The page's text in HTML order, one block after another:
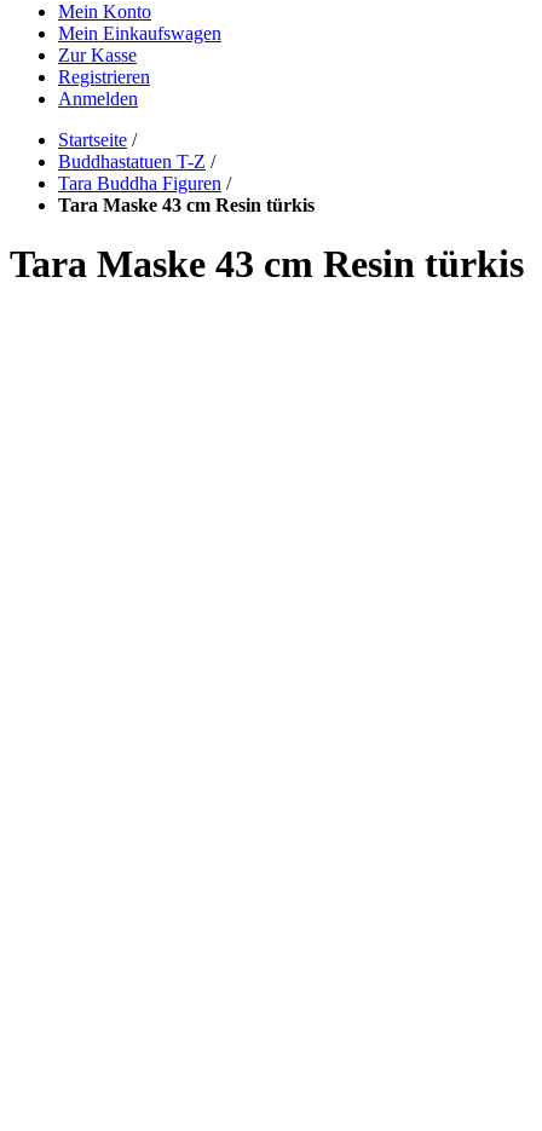
Mein Konto
Mein Einkaufswagen
Zur Kasse
Registrieren
Anmelden
Startseite /
Buddhastatuen T-Z /
Tara Buddha Figuren /
Tara Maske 43 cm Resin türkis
Tara Maske 43 cm Resin türkis